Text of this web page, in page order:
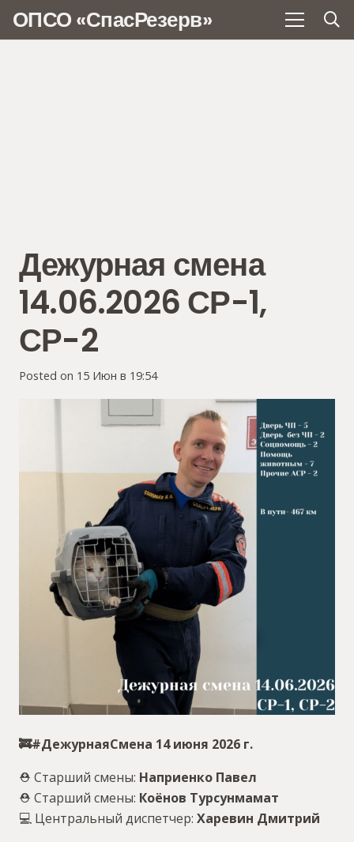
ОПСО «СпасРезерв»
Дежурная смена
14.06.2026 СР-1,
СР-2
Posted on 15 Июн в 19:54
🚒#ДежурнаяСмена 14 июня 2026 г.
⛑ Старший смены: Наприенко Павел
⛑ Старший смены: Коёнов Турсунмамат
💻 Центральный диспетчер: Харевин Дмитрий